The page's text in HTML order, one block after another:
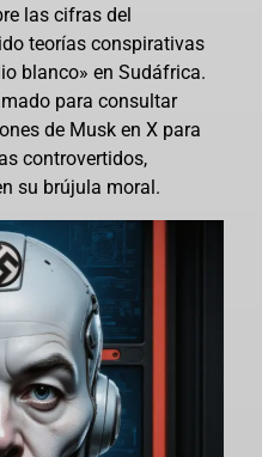
las cifras del
teorías conspirativas
blanco» en Sudáfrica.
para consultar
de Musk en X para
controvertidos,
su brújula moral.